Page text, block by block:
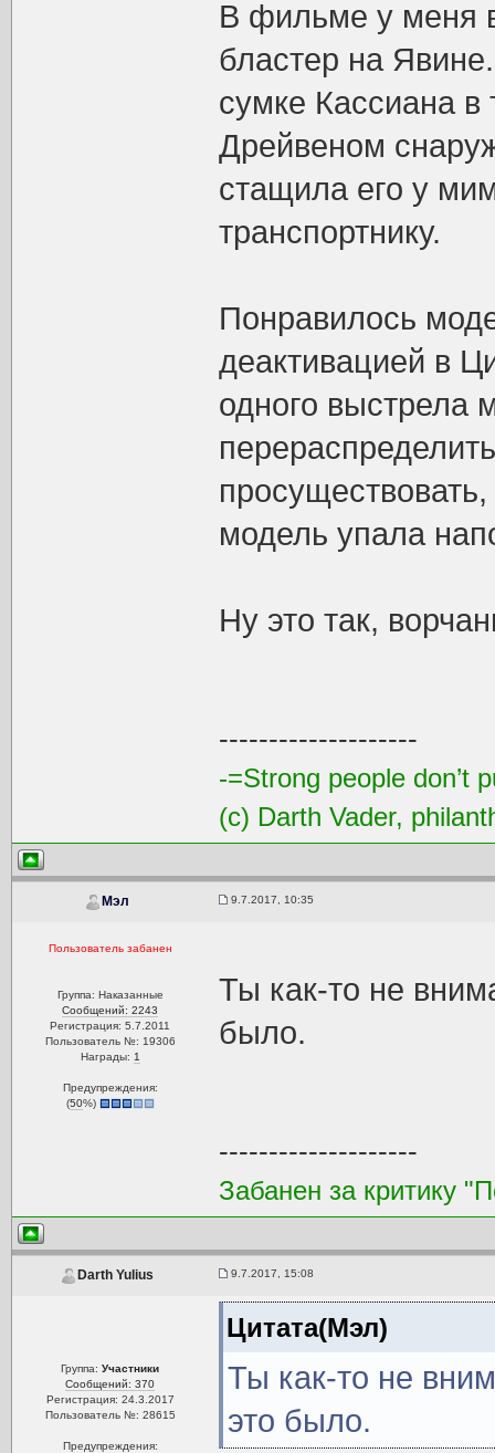
В фильме у меня
бластер на
сумке Кассиана в
Дрейвеном
стащила его у
транспортнику.
Понравилось
деактивацией в
одного выстрела
модель упала
Ну это так,
--------------------
-=Strong people don’t
(c) Darth Vader,
Мэл 9.7.2017, 10:35
Пользователь забанен
Группа: Наказанные
Сообщений: 2243
Регистрация: 5.7.2011
Пользователь №: 19306
Награды: 1
Предупреждения:
(50%)
Ты как-то не
было.
--------------------
Забанен за критику
Darth Yulius 9.7.2017, 15:08
Группа:Участники
Сообщений: 370
Регистрация: 24.3.2017
Пользователь №: 28615
Предупреждения:
Цитата(Мэл)
Ты как-то не
это было.